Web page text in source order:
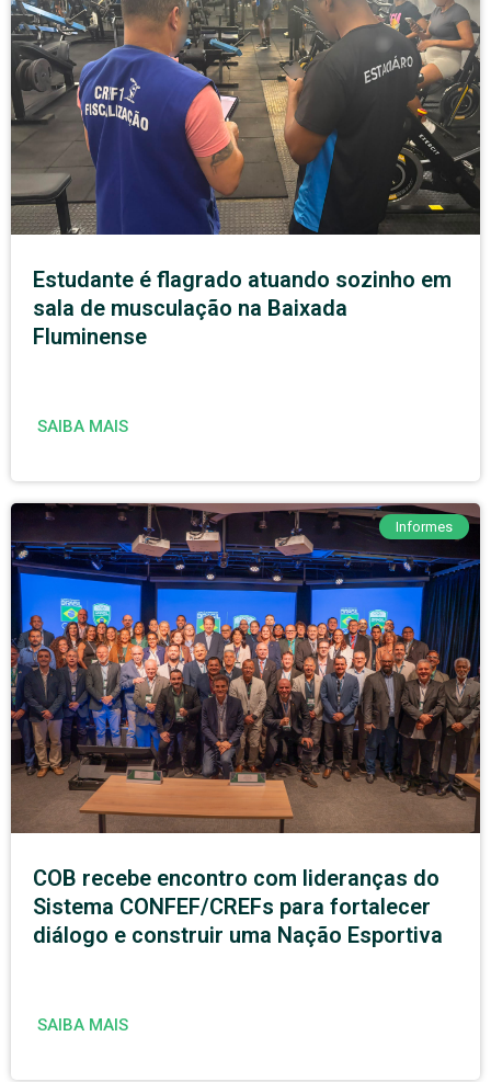
Estudante é flagrado atuando sozinho em
sala de musculação na Baixada
Fluminense
SAIBA MAIS
Informes
COB recebe encontro com lideranças do
Sistema CONFEF/CREFs para fortalecer
diálogo e construir uma Nação Esportiva
SAIBA MAIS